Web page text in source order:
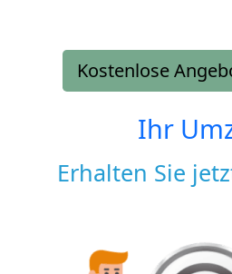
Kostenlose
Ihr
Erhalten Sie